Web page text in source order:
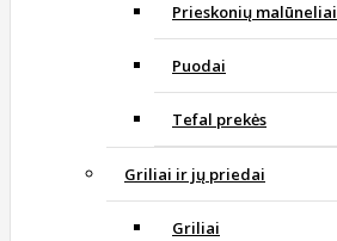
Prieskonių malūneliai
Puodai
Tefal prekės
Griliai ir jų priedai
Griliai